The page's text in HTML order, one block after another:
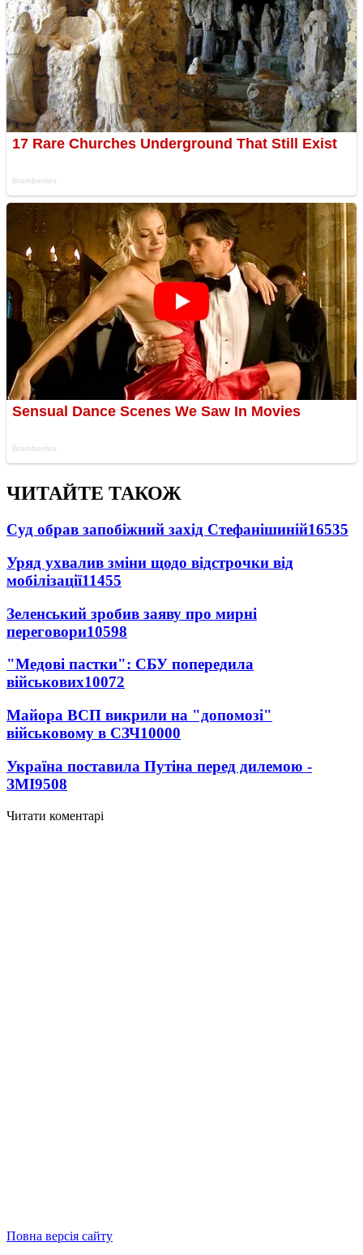
ЧИТАЙТЕ ТАКОЖ
Суд обрав запобіжний захід Стефанішиній16535
Уряд ухвалив зміни щодо відстрочки від
мобілізації11455
Зеленський зробив заяву про мирні
переговори10598
"Медові пастки": СБУ попередила
військових10072
Майора ВСП викрили на "допомозі"
військовому в СЗЧ10000
Україна поставила Путіна перед дилемою -
ЗМІ9508
Читати коментарі
Повна версія сайту